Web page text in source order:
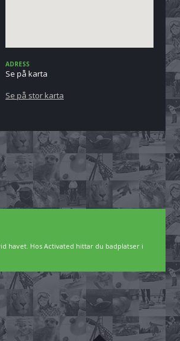
ADRESS
Se på karta
Se på stor karta
havet. Hos Activated hittar du badplatser i